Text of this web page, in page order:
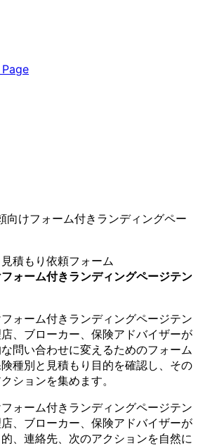
向けフォーム付きランディングペー
見積もり依頼フォーム
ォーム付きランディングページテン
ォーム付きランディングページテン
、ブローカー、保険アドバイザーが
問い合わせに変えるためのフォーム
種別と見積もり目的を確認し、その
ションを集めます。
ォーム付きランディングページテン
、ブローカー、保険アドバイザーが
、連絡先、次のアクションを自然に